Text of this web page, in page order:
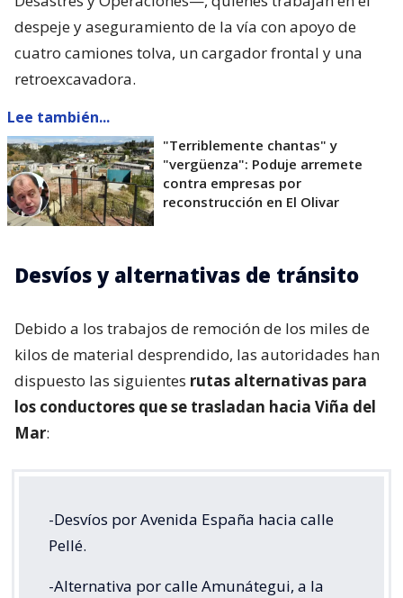
despeje y aseguramiento de la vía con apoyo de
cuatro camiones tolva, un cargador frontal y una
retroexcavadora.
Lee también...
"Terriblemente chantas" y
"vergüenza": Poduje arremete
contra empresas por
reconstrucción en El Olivar
Desvíos y alternativas de tránsito
Debido a los trabajos de remoción de los miles de
kilos de material desprendido, las autoridades han
dispuesto las siguientes rutas alternativas para
los conductores que se trasladan hacia Viña del
Mar:
-Desvíos por Avenida España hacia calle
Pellé.
-Alternativa por calle Amunátegui, a la